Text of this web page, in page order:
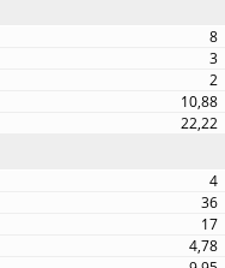
8
3
2
10,88
22,22
4
36
17
4,78